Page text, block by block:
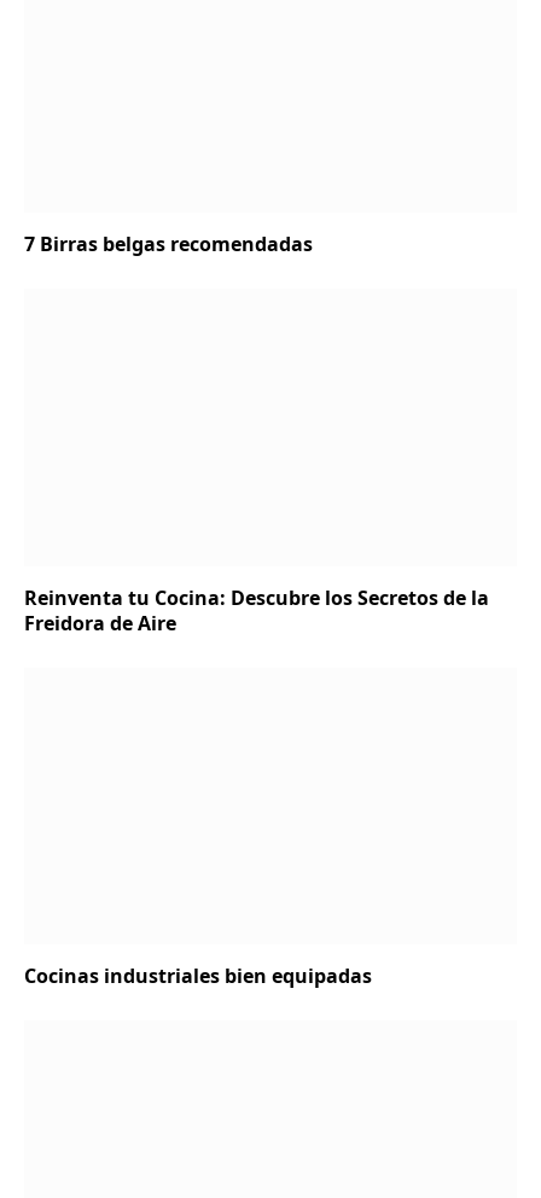
7 Birras belgas recomendadas
Reinventa tu Cocina: Descubre los Secretos de la
Freidora de Aire
Cocinas industriales bien equipadas